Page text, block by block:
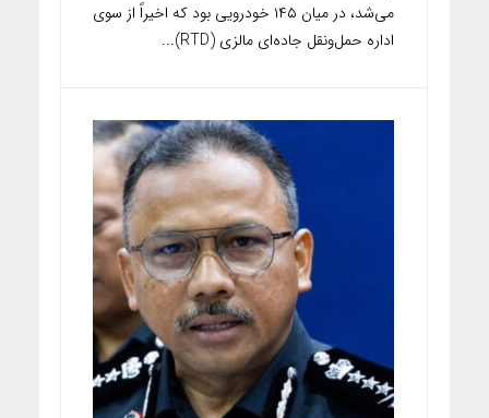
می‌شد، در میان ۱۴۵ خودرویی بود که اخیراً از سوی
اداره حمل‌ونقل جاده‌ای مالزی (RTD)...